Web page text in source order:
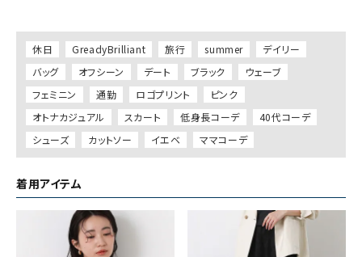
休日 GreadyBrilliant 旅行 summer
デイリー
バッグ
オフシーン デート ブラック
ウェーブ
フェミニン
通勤 ロゴプリント
ピンク
オトナカジュアル
スカート 低身長コーデ
40代コーデ
シューズ
カットソー イエベ ママコーデ
着用アイテム